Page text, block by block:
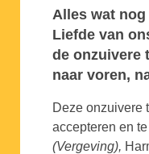
Alles wat
Liefde van
de onzuivere
naar voren,
Deze onzuivere
accepteren en
(Vergeving),